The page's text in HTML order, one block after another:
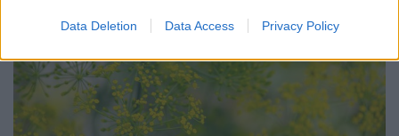
Data Deletion Data Access Privacy Policy